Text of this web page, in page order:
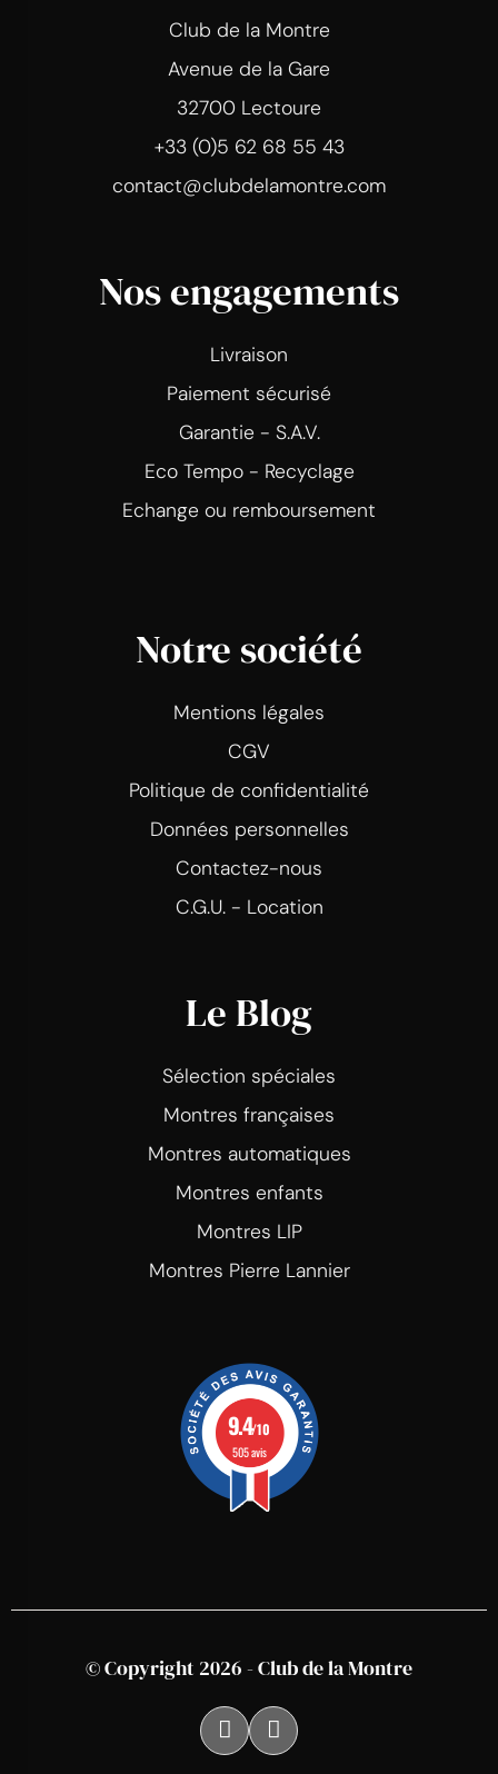
Club de la Montre
Avenue de la Gare
32700 Lectoure
+33 (0)5 62 68 55 43
contact@clubdelamontre.com
Nos engagements
Livraison
Paiement sécurisé
Garantie - S.A.V.
Eco Tempo - Recyclage
Echange ou remboursement
Notre société
Mentions légales
CGV
Politique de confidentialité
Données personnelles
Contactez-nous
C.G.U. - Location
Le Blog
Sélection spéciales
Montres françaises
Montres automatiques
Montres enfants
Montres LIP
Montres Pierre Lannier
9.4/10
505 avis
© Copyright 2026 - Club de la Montre